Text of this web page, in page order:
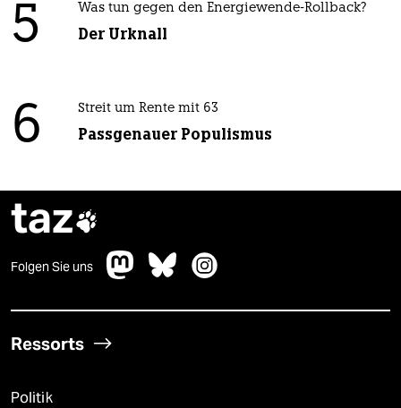
5 Was tun gegen den Energiewende-Rollback?
Der Urknall
6 Streit um Rente mit 63
Passgenauer Populismus
taz
Folgen Sie uns
Ressorts
Politik